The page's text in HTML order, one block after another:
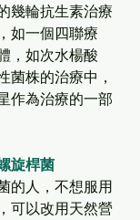
幾輪抗生素治療
如一個四聯療
，如次水楊酸
菌株的治療中，
作為治療的一部
旋桿菌
的人，不想服用
可以改用天然營